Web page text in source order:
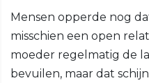
Mensen opperde nog
misschien een open
moeder regelmatig de
bevuilen, maar dat